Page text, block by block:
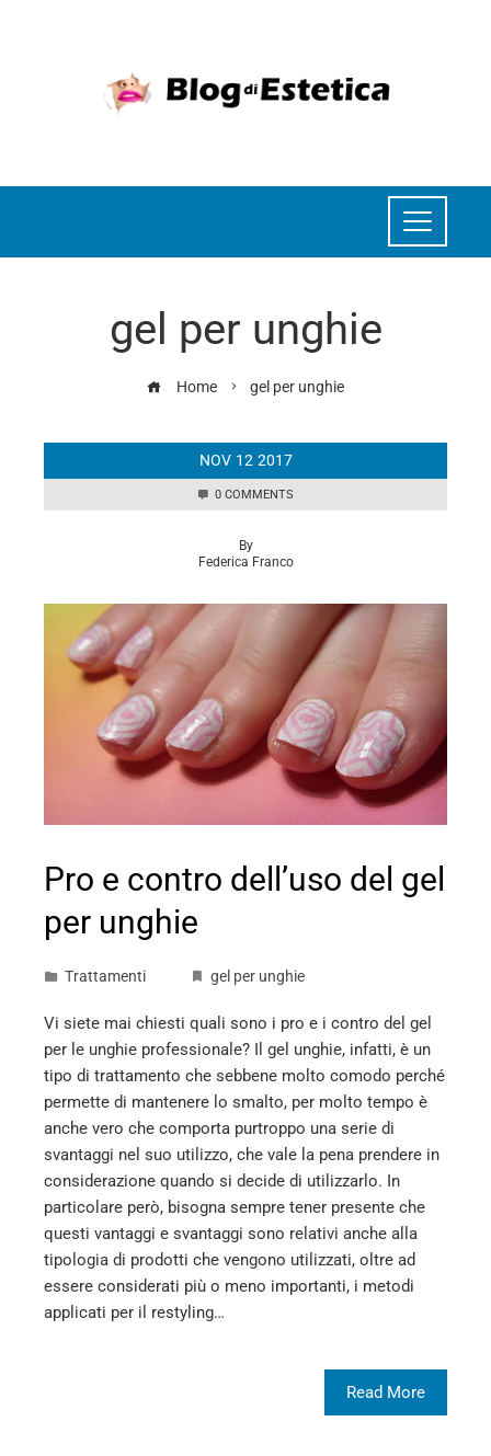
gel per unghie
Home gel per unghie
NOV 12 2017
0 COMMENTS
By
Federica Franco
Pro e contro dell’uso del gel
per unghie
Trattamenti gel per unghie
Vi siete mai chiesti quali sono i pro e i contro del gel
per le unghie professionale? Il gel unghie, infatti, è un
tipo di trattamento che sebbene molto comodo perché
permette di mantenere lo smalto, per molto tempo è
anche vero che comporta purtroppo una serie di
svantaggi nel suo utilizzo, che vale la pena prendere in
considerazione quando si decide di utilizzarlo. In
particolare però, bisogna sempre tener presente che
questi vantaggi e svantaggi sono relativi anche alla
tipologia di prodotti che vengono utilizzati, oltre ad
essere considerati più o meno importanti, i metodi
applicati per il restyling…
Read More